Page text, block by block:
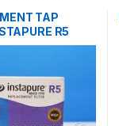
TAP
R5